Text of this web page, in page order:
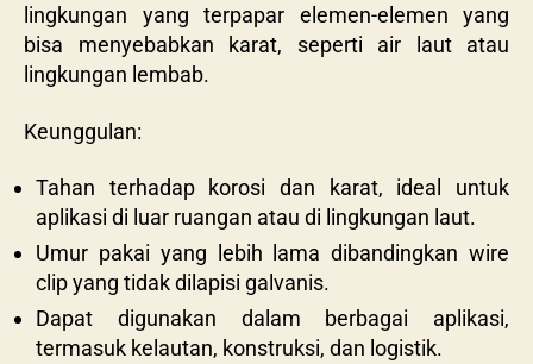
lingkungan yang terpapar elemen-elemen yang
bisa menyebabkan karat, seperti air laut atau
lingkungan lembab.
Keunggulan:
Tahan terhadap korosi dan karat, ideal untuk
aplikasi di luar ruangan atau di lingkungan laut.
Umur pakai yang lebih lama dibandingkan wire
clip yang tidak dilapisi galvanis.
Dapat digunakan dalam berbagai aplikasi,
termasuk kelautan, konstruksi, dan logistik.